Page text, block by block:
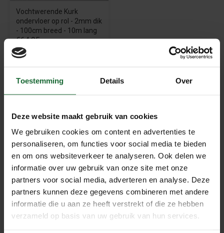
Toestemming Details Over
Deze website maakt gebruik van cookies
We gebruiken cookies om content en advertenties te
personaliseren, om functies voor social media te bieden
en om ons websiteverkeer te analyseren. Ook delen we
informatie over uw gebruik van onze site met onze
partners voor social media, adverteren en analyse. Deze
partners kunnen deze gegevens combineren met andere
informatie die u aan ze heeft verstrekt of die ze hebben
verzameld op basis van uw gebruik van hun services.
Vochtwerende Kurk
ondervloer op rol - 2mm dik
- 100cm breed - 10m lang
€64,95
die zijn afgestemd op moderne trends in het
interieurontwerp. De ideale vloer voor het creëren van
sfeer en charme, gecombineerd met het unieke comfort
van kurk en de prestatie-eisen van residentiële en
commerciële toepassingen met matige belasting. De
collectie bestaat uit meer dan 10 kurkvloeren met een
kurkdesign.
De dubbele kurklaag zorgt voor uitstekende thermische/